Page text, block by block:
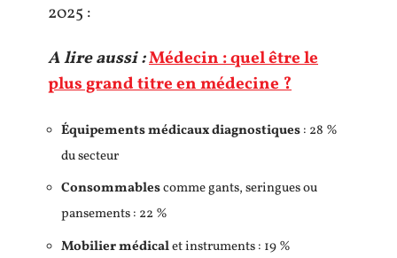
2025 :
A lire aussi :Médecin : quel être le
plus grand titre en médecine ?
Équipements médicaux diagnostiques: 28 %
du secteur
Consommablescomme gants, seringues ou
pansements : 22 %
Mobilier médicalet instruments : 19 %